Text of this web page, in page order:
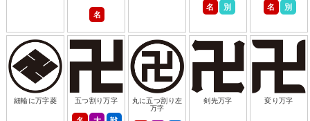
名
名 別 名 別
細輪に万字菱 五つ割り万字
丸に五つ割り左
万字
剣先万字 変り万字